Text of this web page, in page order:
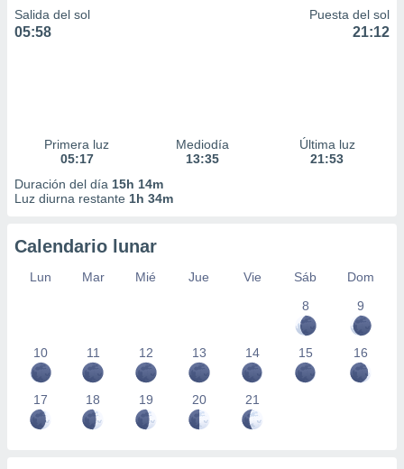
Salida del sol
05:58
Puesta del sol
21:12
Primera luz
05:17
Mediodía
13:35
Última luz
21:53
Duración del día 15h 14m
Luz diurna restante 1h 34m
Calendario lunar
Lun Mar Mié Jue Vie Sáb
Dom
8
9
10 11 12 13 14 15 16
17 18 19 20 21